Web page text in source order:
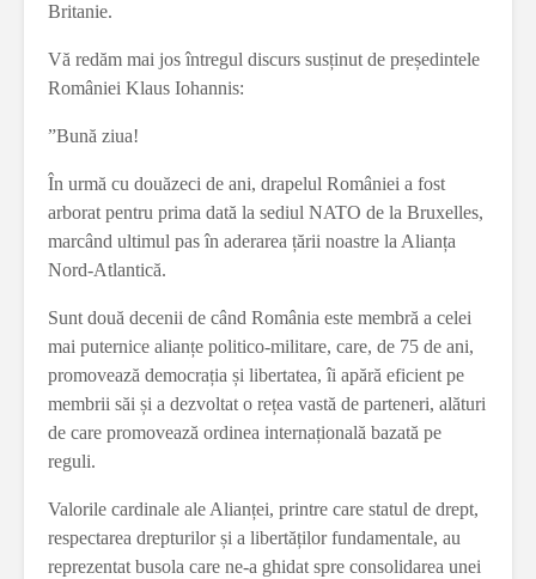
Britanie.
Vă redăm mai jos întregul discurs susținut de președintele
României Klaus Iohannis:
”Bună ziua!
În urmă cu douăzeci de ani, drapelul României a fost
arborat pentru prima dată la sediul NATO de la Bruxelles,
marcând ultimul pas în aderarea țării noastre la Alianța
Nord-Atlantică.
Sunt două decenii de când România este membră a celei
mai puternice alianțe politico-militare, care, de 75 de ani,
promovează democrația și libertatea, îi apără eficient pe
membrii săi și a dezvoltat o rețea vastă de parteneri, alături
de care promovează ordinea internațională bazată pe
reguli.
Valorile cardinale ale Alianței, printre care statul de drept,
respectarea drepturilor și a libertăților fundamentale, au
reprezentat busola care ne-a ghidat spre consolidarea unei